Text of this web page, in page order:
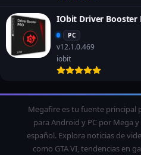
IObit Driver Booster
PC
v12.1.0.469
iobit
Megafire es tu fuente principal
para Android y PC por Mega
español. Explora noticias de
como GTA VI, tendencias en